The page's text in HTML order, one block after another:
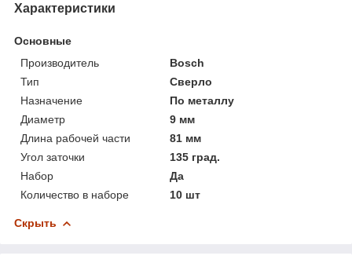
Характеристики
Основные
Производитель
Bosch
Тип
Сверло
Назначение
По металлу
Диаметр
9 мм
Длина рабочей части
81 мм
Угол заточки
135 град.
Набор
Да
Количество в наборе
10 шт
Скрыть